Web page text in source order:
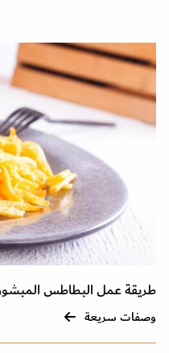
طريقة عمل البطاطس
وصفات سريعة